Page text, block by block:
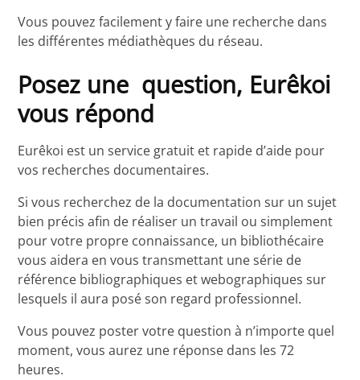
Vous pouvez facilement y faire une recherche dans
les différentes médiathèques du réseau.
Posez une question, Eurêkoi
vous répond
Eurêkoi est un service gratuit et rapide d’aide pour
vos recherches documentaires.
Si vous recherchez de la documentation sur un sujet
bien précis afin de réaliser un travail ou simplement
pour votre propre connaissance, un bibliothécaire
vous aidera en vous transmettant une série de
référence bibliographiques et webographiques sur
lesquels il aura posé son regard professionnel.
Vous pouvez poster votre question à n’importe quel
moment, vous aurez une réponse dans les 72
heures.